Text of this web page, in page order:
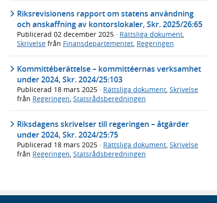
Riksrevisionens rapport om statens användning
och anskaffning av kontorslokaler, Skr. 2025/26:65
Publicerad 02 december 2025 · Rättsliga dokument,
Skrivelse från Finansdepartementet, Regeringen
Kommittéberättelse – kommittéernas verksamhet
under 2024, Skr. 2024/25:103
Publicerad 18 mars 2025 · Rättsliga dokument, Skrivelse
från Regeringen, Statsrådsberedningen
Riksdagens skrivelser till regeringen – åtgärder
under 2024, Skr. 2024/25:75
Publicerad 18 mars 2025 · Rättsliga dokument Skrivelse
från Regeringen Statsrådsberedningen